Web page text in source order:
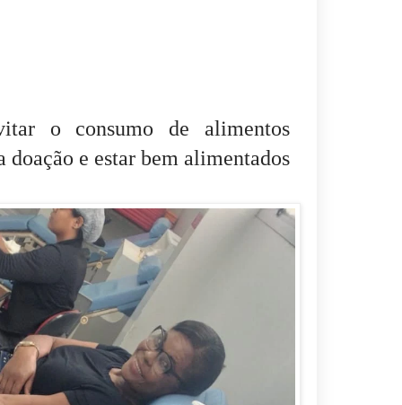
o consumo de alimentos
doação e estar bem alimentados